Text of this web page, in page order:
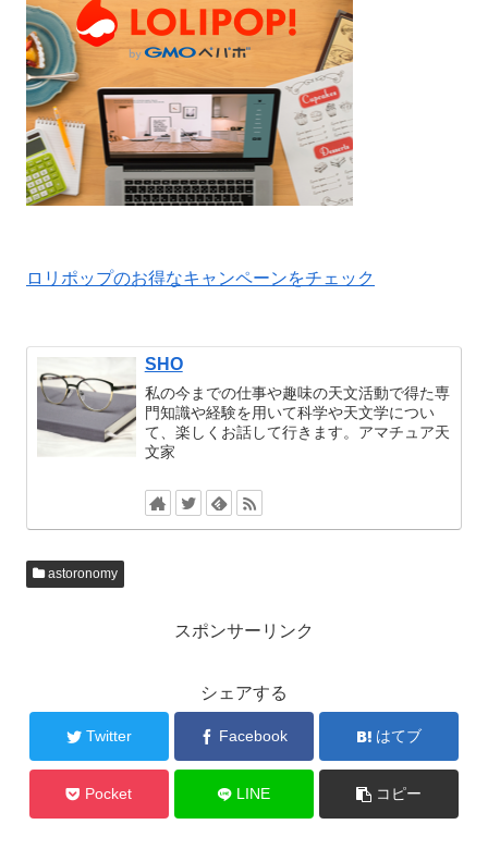
ロリポップのお得なキャンペーンをチェック
SHO
私の今までの仕事や趣味の天文活動で得た専
門知識や経験を用いて科学や天文学につい
て、楽しくお話して行きます。アマチュア天
文家
astoronomy
スポンサーリンク
シェアする
Twitter Facebook はてブ
Pocket LINE コピー